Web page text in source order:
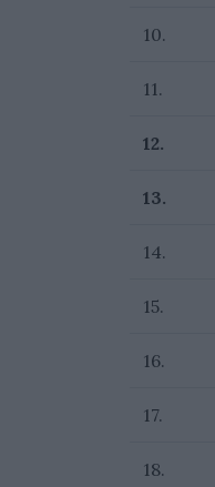
10.
11.
12.
13.
14.
15.
16.
17.
18.